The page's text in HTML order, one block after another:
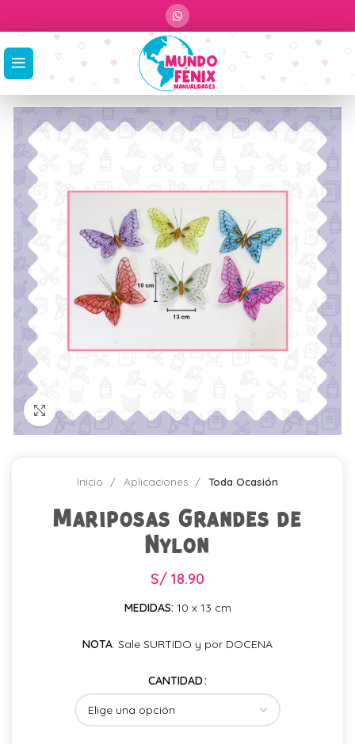
Click para agrandar
Inicio Aplicaciones Toda Ocasión
Mariposas Grandes de
Nylon
S/ 18.90
MEDIDAS: 10 x 13 cm
NOTA: Sale SURTIDO y por DOCENA
CANTIDAD